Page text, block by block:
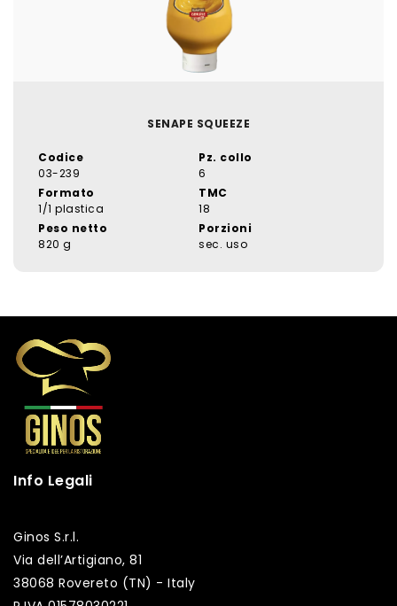
SENAPE SQUEEZE
Codice
03-239
Pz. collo
6
Formato
1/1 plastica
TMC
18
Peso netto
820 g
Porzioni
sec. uso
Info Legali
Ginos S.r.l.
Via dell’Artigiano, 81
38068 Rovereto (TN) - Italy